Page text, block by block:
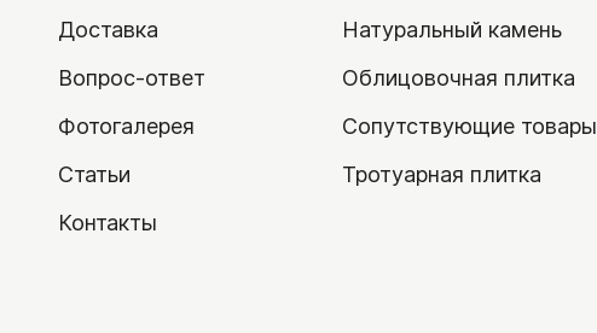
Доставка
Вопрос-ответ
Фотогалерея
Статьи
Контакты
Натуральный камень
Облицовочная плитка
Сопутствующие товары
Тротуарная плитка